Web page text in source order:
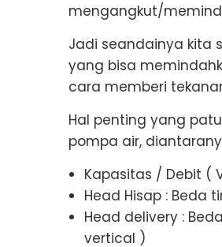
mengangkut/
Jadi seandainya kita
yang bisa
cara memberi
Hal penting yang
pompa air,
Kapasitas / Debit (
Head Hisap : Beda
Head delivery :
vertical )